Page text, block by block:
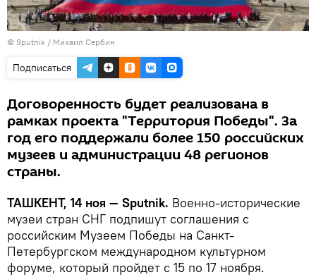
© Sputnik / Михаил Сербин
Подписаться
Договоренность будет реализована в
рамках проекта "Территория Победы". За
год его поддержали более 150 российских
музеев и администрации 48 регионов
страны.
ТАШКЕНТ, 14 ноя — Sputnik. Военно-исторические
музеи стран СНГ подпишут соглашения с
российским Музеем Победы на Санкт-
Петербургском международном культурном
форуме, который пройдет с 15 по 17 ноября.